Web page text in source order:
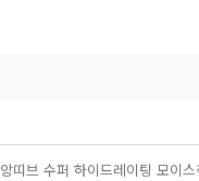
앙띠브 수퍼 하이드레이팅 모이